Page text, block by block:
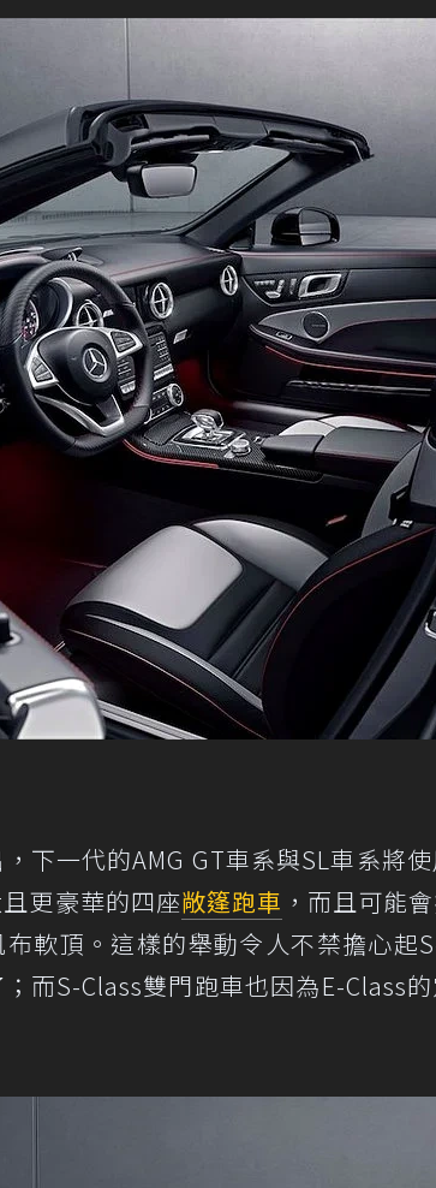
下一代的AMG GT車系與SL車系將
更豪華的四座敞篷跑車 ，而且可能
軟頂。這樣的舉動令人不禁擔心起
而S-Class雙門跑車也因為E-Class